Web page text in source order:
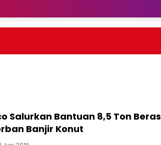
Salurkan Bantuan 8,5 Ton Beras
Banjir Konut